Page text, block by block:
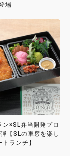
場
ン×SL弁当開発プロ
【SLの車窓を楽し
ランチ】